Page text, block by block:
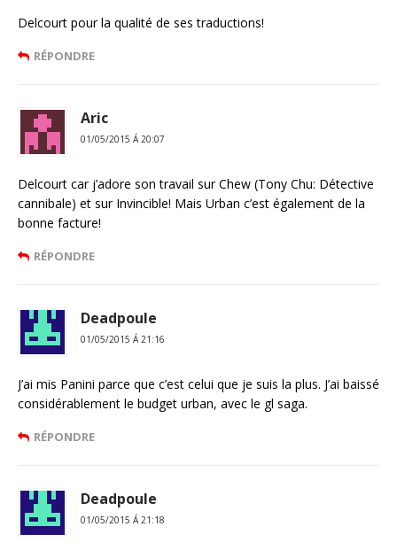
Delcourt pour la qualité de ses traductions!
RÉPONDRE
Aric
01/05/2015 Á 20:07
Delcourt car j’adore son travail sur Chew (Tony Chu: Détective
cannibale) et sur Invincible! Mais Urban c’est également de la
bonne facture!
RÉPONDRE
Deadpoule
01/05/2015 Á 21:16
J’ai mis Panini parce que c’est celui que je suis la plus. J’ai baissé
considérablement le budget urban, avec le gl saga.
RÉPONDRE
Deadpoule
01/05/2015 Á 21:18